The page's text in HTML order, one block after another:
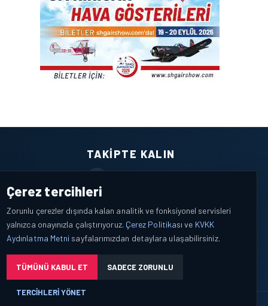
TAKIPTE KALIN
YouTube
Çerez tercihleri
Zorunlu çerezler dışında kalan analitik ve fonksiyonel servisleri
yalnızca onayınızla çalıştırıyoruz. Çerez Politikası ve KVKK
Aydınlatma Metni sayfalarımızdan detaylara ulaşabilirsiniz.
TÜMÜNÜ KABUL ET SADECE ZORUNLU
TERCIHLERI YÖNET